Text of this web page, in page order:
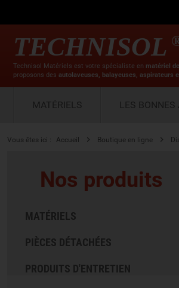
TECHNISOL
Technisol Matériels est votre spécialiste en matériel
proposons des autolaveuses, balayeuses, aspirateurs
MATÉRIELS LES BONNES
Vous êtes ici : Accueil Boutique en ligne
Nos produits
MATÉRIELS
PIÈCES DÉTACHÉES
PRODUITS D'ENTRETIEN